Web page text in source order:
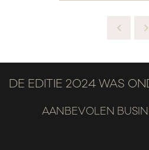
DE EDITIE 2024 WAS
AANBEVOLEN